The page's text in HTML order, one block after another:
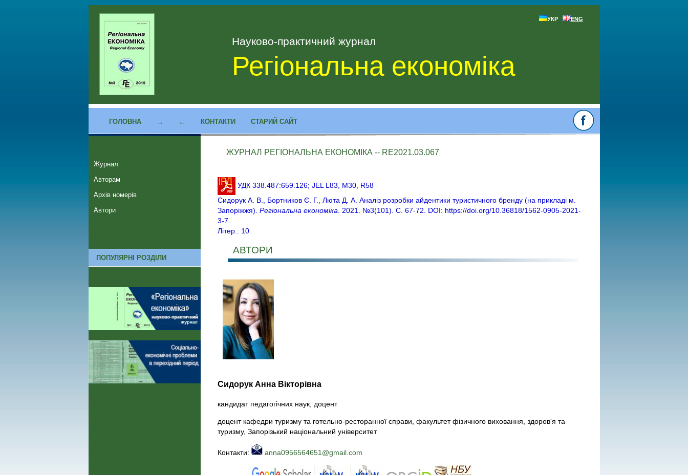
Науково-практичний журнал
УКР ENG
Регіональна економіка
ГОЛОВНА → ← КОНТАКТИ СТАРИЙ САЙТ
Журнал
Авторам
Архів номерів
Автори
ПОПУЛЯРНІ РОЗДІЛИ
ЖУРНАЛ РЕГІОНАЛЬНА ЕКОНОМІКА -- RE2021.03.067
УДК 338.487:659.126; JEL L83, M30, R58
Сидорук А. В., Бортников Є. Г., Люта Д. А. Аналіз розробки айдентики туристичного бренду (на прикладі м.
Запоріжжя). Регіональна економіка . 2021. №3(101). С. 67-72. DOI: https://doi.org/10.36818/1562-0905-2021-
3-7.
Літер.: 10
АВТОРИ
Сидорук Анна Вікторівна
кандидат педагогічних наук, доцент
доцент кафедри туризму та готельно-ресторанної справи, факультет фізичного виховання, здоров'я та
туризму, Запорізький національний університет
Контакти: anna0956564651@gmail.com